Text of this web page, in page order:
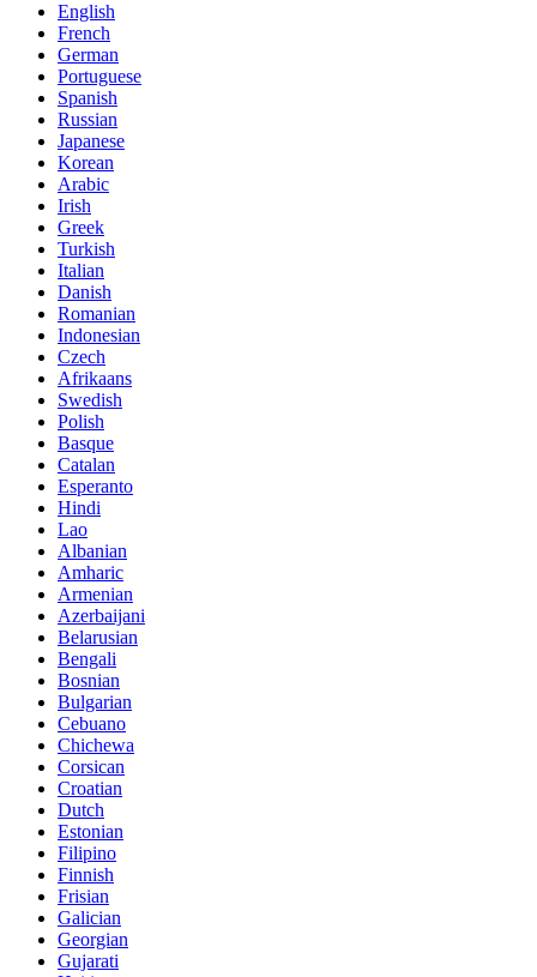
English
French
German
Portuguese
Spanish
Russian
Japanese
Korean
Arabic
Irish
Greek
Turkish
Italian
Danish
Romanian
Indonesian
Czech
Afrikaans
Swedish
Polish
Basque
Catalan
Esperanto
Hindi
Lao
Albanian
Amharic
Armenian
Azerbaijani
Belarusian
Bengali
Bosnian
Bulgarian
Cebuano
Chichewa
Corsican
Croatian
Dutch
Estonian
Filipino
Finnish
Frisian
Galician
Georgian
Gujarati